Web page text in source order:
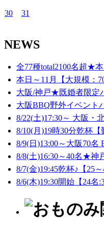
30 31
NEWS
全77種total2100名超★
本日～11月【大規模：
大阪/神戸★既婚者限定
大阪BBQ野外イベント
8/22(土)17:30～ 大阪
8/10(月)19時30分乾杯
8/9(日)13:00～大阪70
8/8(土)16:30～40名★神
8/7(金)19:45乾杯♪【25
8/6(木)19:30開始【24